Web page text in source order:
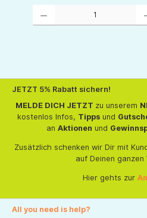
JETZT 5% Rabatt sichern!
MELDE DICH JETZT zu unserem
kostenlos Infos, Tippsund
an Aktionen und
Zusätzlich schenken wir Dir mit
auf Deinen ganzen
Hier gehts zur
All you need is help?